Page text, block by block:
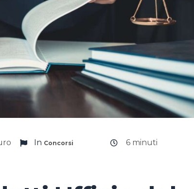
In Concorsi 6 minuti